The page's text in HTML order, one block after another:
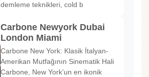
demleme teknikleri, cold b
Carbone Newyork Dubai
London Miami
Carbone New York: Klasik İtalyan-
Amerikan Mutfağının Sinematik Hali
Carbone, New York’un en ikonik